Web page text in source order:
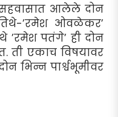
सहवासात आलेले दोन
’रमेश ओवळेकर’
’रमेश पतंगे’ ही दोन
ती एकाच विषयावर
भिन्न पार्श्वभूमीवर